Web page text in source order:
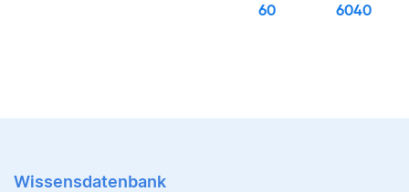
60
6040
Wissensdatenbank